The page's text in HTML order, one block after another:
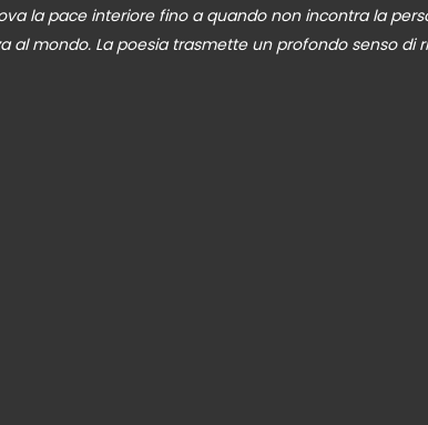
la pace interiore fino a quando non incontra la
al mondo. La poesia trasmette un profondo senso